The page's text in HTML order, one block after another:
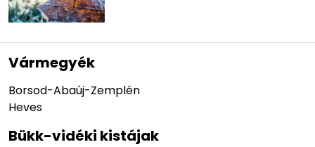
Vármegyék
Borsod-Abaúj-Zemplén
Heves
Bükk-vidéki kistájak